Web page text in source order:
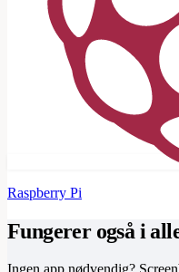
Raspberry Pi
Fungerer også i
Ingen app nødvendig?